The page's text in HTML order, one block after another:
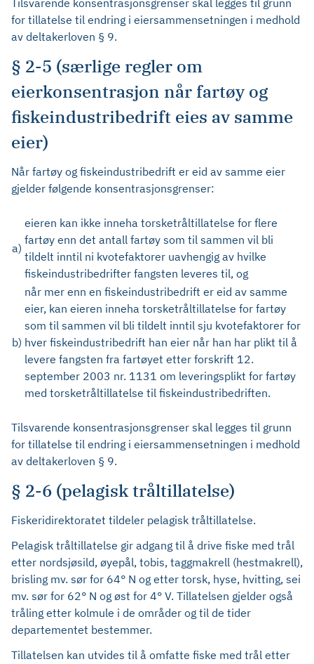
Tilsvarende konsentrasjonsgrenser skal legges til grunn
for tillatelse til endring i eiersammensetningen i medhold
av deltakerloven § 9.
§ 2-5 (særlige regler om
eierkonsentrasjon når fartøy og
fiskeindustribedrift eies av samme
eier)
Når fartøy og fiskeindustribedrift er eid av samme eier
gjelder følgende konsentrasjonsgrenser:
a)
eieren kan ikke inneha torsketråltillatelse for flere
fartøy enn det antall fartøy som til sammen vil bli
tildelt inntil ni kvotefaktorer uavhengig av hvilke
fiskeindustribedrifter fangsten leveres til, og
b)
når mer enn en fiskeindustribedrift er eid av samme
eier, kan eieren inneha torsketråltillatelse for fartøy
som til sammen vil bli tildelt inntil sju kvotefaktorer for
hver fiskeindustribedrift han eier når han har plikt til å
levere fangsten fra fartøyet etter forskrift 12.
september 2003 nr. 1131 om leveringsplikt for fartøy
med torsketråltillatelse til fiskeindustribedriften.
Tilsvarende konsentrasjonsgrenser skal legges til grunn
for tillatelse til endring i eiersammensetningen i medhold
av deltakerloven § 9.
§ 2-6 (pelagisk tråltillatelse)
Fiskeridirektoratet tildeler pelagisk tråltillatelse.
Pelagisk tråltillatelse gir adgang til å drive fiske med trål
etter nordsjøsild, øyepål, tobis, taggmakrell (hestmakrell),
brisling mv. sør for 64° N og etter torsk, hyse, hvitting, sei
mv. sør for 62° N og øst for 4° V. Tillatelsen gjelder også
tråling etter kolmule i de områder og til de tider
departementet bestemmer.
Tillatelsen kan utvides til å omfatte fiske med trål etter